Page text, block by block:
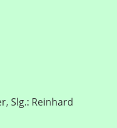
Slg.: Reinhard